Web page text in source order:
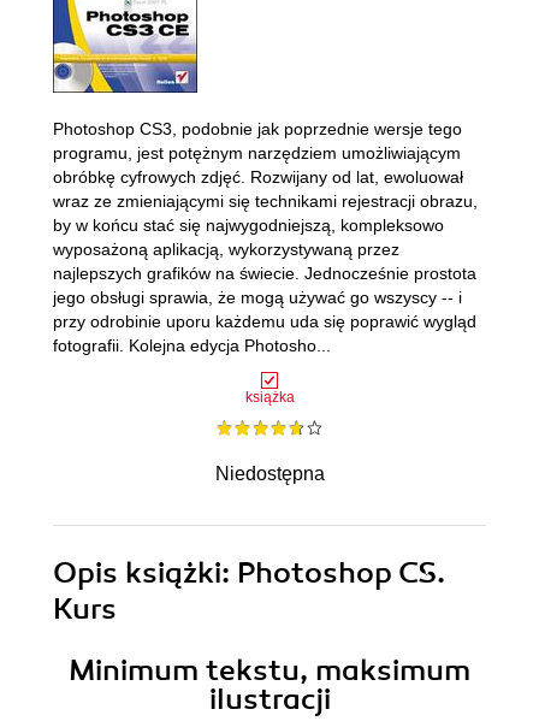
książka
Niedostępna
Photoshop CS3, podobnie jak poprzednie wersje tego
programu, jest potężnym narzędziem umożliwiającym
obróbkę cyfrowych zdjęć. Rozwijany od lat, ewoluował
wraz ze zmieniającymi się technikami rejestracji obrazu,
by w końcu stać się najwygodniejszą, kompleksowo
wyposażoną aplikacją, wykorzystywaną przez
najlepszych grafików na świecie. Jednocześnie prostota
jego obsługi sprawia, że mogą używać go wszyscy -- i
przy odrobinie uporu każdemu uda się poprawić wygląd
fotografii. Kolejna edycja Photosho...
Opis książki: Photoshop CS.
Kurs
Minimum tekstu, maksimum
ilustracji